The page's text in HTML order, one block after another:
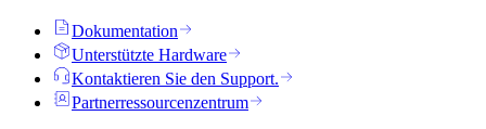
Dokumentation
Unterstützte Hardware
Kontaktieren Sie den Support.
Partnerressourcenzentrum